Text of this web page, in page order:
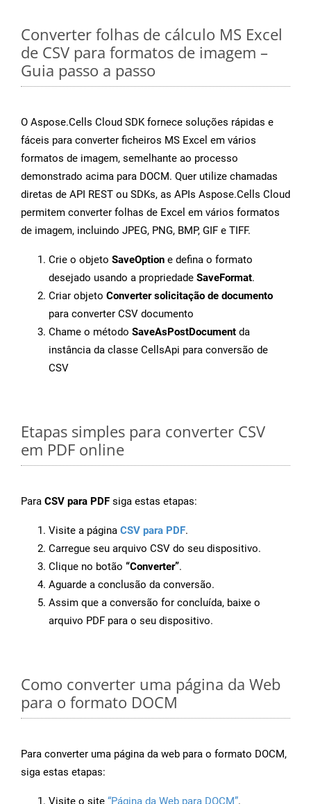
Converter folhas de cálculo MS Excel
de CSV para formatos de imagem –
Guia passo a passo
O Aspose.Cells Cloud SDK fornece soluções rápidas e
fáceis para converter ficheiros MS Excel em vários
formatos de imagem, semelhante ao processo
demonstrado acima para DOCM. Quer utilize chamadas
diretas de API REST ou SDKs, as APIs Aspose.Cells Cloud
permitem converter folhas de Excel em vários formatos
de imagem, incluindo JPEG, PNG, BMP, GIF e TIFF.
Crie o objeto SaveOption e defina o formato
desejado usando a propriedade SaveFormat.
Criar objeto Converter solicitação de documento
para converter CSV documento
Chame o método SaveAsPostDocument da
instância da classe CellsApi para conversão de
CSV
Etapas simples para converter CSV
em PDF online
Para CSV para PDF siga estas etapas:
Visite a página CSV para PDF.
Carregue seu arquivo CSV do seu dispositivo.
Clique no botão “Converter”.
Aguarde a conclusão da conversão.
Assim que a conversão for concluída, baixe o
arquivo PDF para o seu dispositivo.
Como converter uma página da Web
para o formato DOCM
Para converter uma página da web para o formato DOCM,
siga estas etapas:
Visite o site “Página da Web para DOCM”.